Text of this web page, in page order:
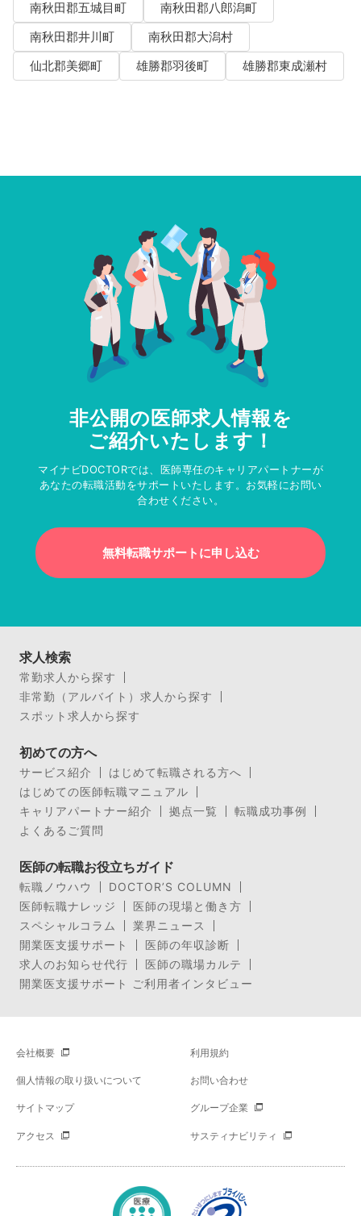
南秋田郡五城目町
南秋田郡八郎潟町
南秋田郡井川町
南秋田郡大潟村
仙北郡美郷町
雄勝郡羽後町 雄勝郡東成瀬村
非公開の医師求人情報を
ご紹介いたします！
マイナビDOCTORでは、医師専任のキャリアパートナーが
あなたの転職活動をサポートいたします。お気軽にお問い
合わせください。
無料転職サポートに申し込む
求人検索
常勤求人から探す
非常勤（アルバイト）求人から探す
スポット求人から探す
初めての方へ
サービス紹介
はじめて転職される方へ
はじめての医師転職マニュアル
キャリアパートナー紹介
拠点一覧
転職成功事例
よくあるご質問
医師の転職お役立ちガイド
転職ノウハウ
DOCTOR’S COLUMN
医師転職ナレッジ
医師の現場と働き方
スペシャルコラム
業界ニュース
開業医支援サポート
医師の年収診断
求人のお知らせ代行
医師の職場カルテ
開業医支援サポート ご利用者インタビュー
会社概要 利用規約
個人情報の取り扱いについて お問い合わせ
サイトマップ グループ企業
アクセス サスティナビリティ